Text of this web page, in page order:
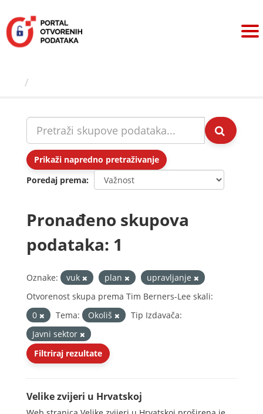
sadržaj
Prikaži napredno pretraživanje
Poredaj prema
Pronađeno skupova
podataka: 1
Oznake: vuk plan
upravljanje
Otvorenost skupa prema Tim Berners-Lee skali:
0
Tema: Okoliš
Tip Izdavača:
Javni sektor
Filtriraj rezultate
Velike zvijeri u Hrvatskoj